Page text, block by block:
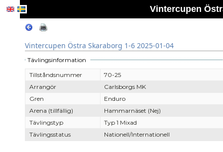
Vintercupen
Vintercupen Östra Skaraborg 1-6 2025-01-04
Tävlingsinformation
Tillståndsnummer
70-25
Arrangör
Carlsborgs MK
Gren
Enduro
Arena (tillfällig)
Hammarnäset (Nej)
Tävlingstyp
Typ 1 Mixad
Tävlingsstatus
Nationell/Internationell